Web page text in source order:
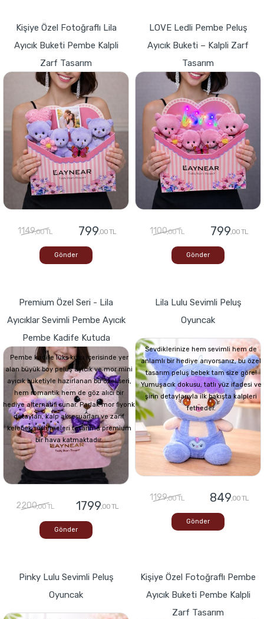
Kişiye Özel Fotoğraflı Lila
Ayıcık Buketi Pembe Kalpli
Zarf Tasarım
1149,00 TL 799,00 TL
Gönder
LOVE Ledli Pembe Peluş
Ayıcık Buketi – Kalpli Zarf
Tasarım
1100,00 TL 799,00 TL
Gönder
Premium Özel Seri - Lila
Ayıcıklar Sevimli Pembe Ayıcık
Pembe Kadife Kutuda
Pembe kadife lüks kutu içerisinde yer
alan büyük boy peluş ayıcık ve mor mini
ayıcık buketiyle hazırlanan bu özel seri,
hem romantik hem de göz alıcı bir
hediye alternatifi sunar. Parlak mor fiyonk
detayları, kalp aksesuarları ve zarif
kelebek süslemeleri tasarıma premium
bir hava katmaktadır.
2200,00 TL 1799,00 TL
Gönder
Lila Lulu Sevimli Peluş
Oyuncak
Sevdiklerinize hem sevimli hem de
anlamlı bir hediye arıyorsanız, bu özel
tasarım peluş bebek tam size göre!
Yumuşacık dokusu, tatlı yüz ifadesi ve
şirin detaylarıyla ilk bakışta kalpleri
fetheder.
1199,00 TL 849,00 TL
Gönder
Pinky Lulu Sevimli Peluş
Oyuncak
Kişiye Özel Fotoğraflı Pembe
Ayıcık Buketi Pembe Kalpli
Zarf Tasarım